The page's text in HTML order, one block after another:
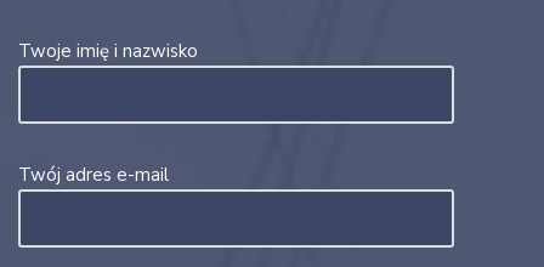
Twoje imię i nazwisko
Twój adres e-mail